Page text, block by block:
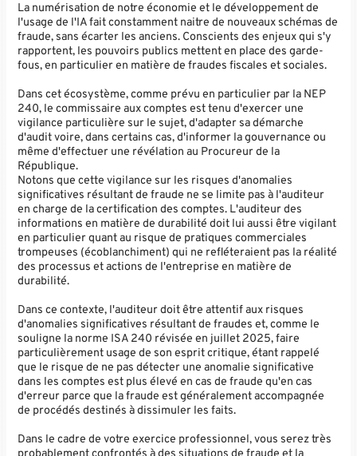
La numérisation de notre économie et le développement de
l'usage de l'IA fait constamment naitre de nouveaux schémas de
fraude, sans écarter les anciens. Conscients des enjeux qui s'y
rapportent, les pouvoirs publics mettent en place des garde-
fous, en particulier en matière de fraudes fiscales et sociales.
Dans cet écosystème, comme prévu en particulier par la NEP
240, le commissaire aux comptes est tenu d'exercer une
vigilance particulière sur le sujet, d'adapter sa démarche
d'audit voire, dans certains cas, d'informer la gouvernance ou
même d'effectuer une révélation au Procureur de la
République.
Notons que cette vigilance sur les risques d'anomalies
significatives résultant de fraude ne se limite pas à l'auditeur
en charge de la certification des comptes. L'auditeur des
informations en matière de durabilité doit lui aussi être vigilant
en particulier quant au risque de pratiques commerciales
trompeuses (écoblanchiment) qui ne refléteraient pas la réalité
des processus et actions de l'entreprise en matière de
durabilité.
Dans ce contexte, l'auditeur doit être attentif aux risques
d'anomalies significatives résultant de fraudes et, comme le
souligne la norme ISA 240 révisée en juillet 2025, faire
particulièrement usage de son esprit critique, étant rappelé
que le risque de ne pas détecter une anomalie significative
dans les comptes est plus élevé en cas de fraude qu'en cas
d'erreur parce que la fraude est généralement accompagnée
de procédés destinés à dissimuler les faits.
Dans le cadre de votre exercice professionnel, vous serez très